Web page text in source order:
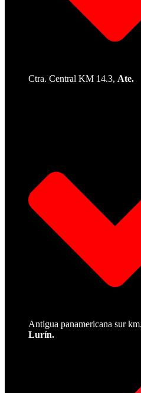
Ctra. Central KM 14.3, Ate.
Antigua panamericana sur
Lurín.